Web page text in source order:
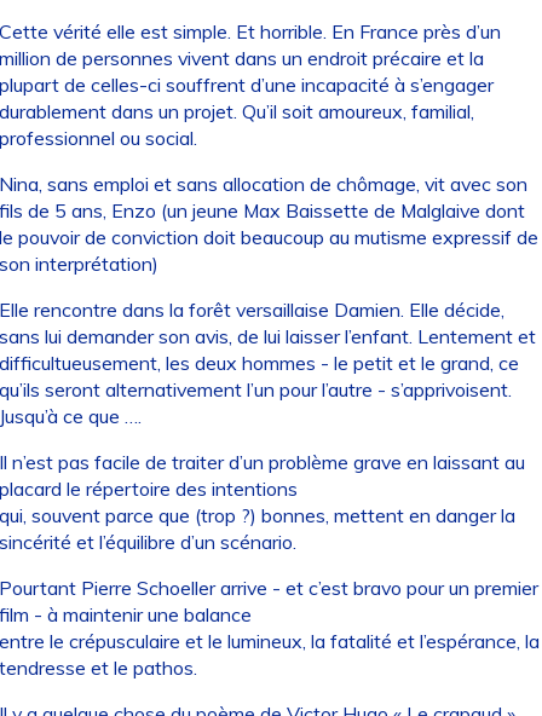
vérité elle est simple. Et horrible. En France près d’un
de personnes vivent dans un endroit précaire et la
de celles-ci souffrent d’une incapacité à s’engager
dans un projet. Qu’il soit amoureux, familial,
ou social.
sans emploi et sans allocation de chômage, vit avec son
de 5 ans, Enzo (un jeune Max Baissette de Malglaive dont
pouvoir de conviction doit beaucoup au mutisme expressif de
interprétation)
rencontre dans la forêt versaillaise Damien. Elle décide,
lui demander son avis, de lui laisser l’enfant. Lentement et
les deux hommes - le petit et le grand, ce
seront alternativement l’un pour l’autre - s’apprivoisent.
ce que ….
n’est pas facile de traiter d’un problème grave en laissant au
le répertoire des intentions
souvent parce que (trop ?) bonnes, mettent en danger la
et l’équilibre d’un scénario.
Pierre Schoeller arrive - et c’est bravo pour un premier
- à maintenir une balance
le crépusculaire et le lumineux, la fatalité et l’espérance, la
et le pathos.